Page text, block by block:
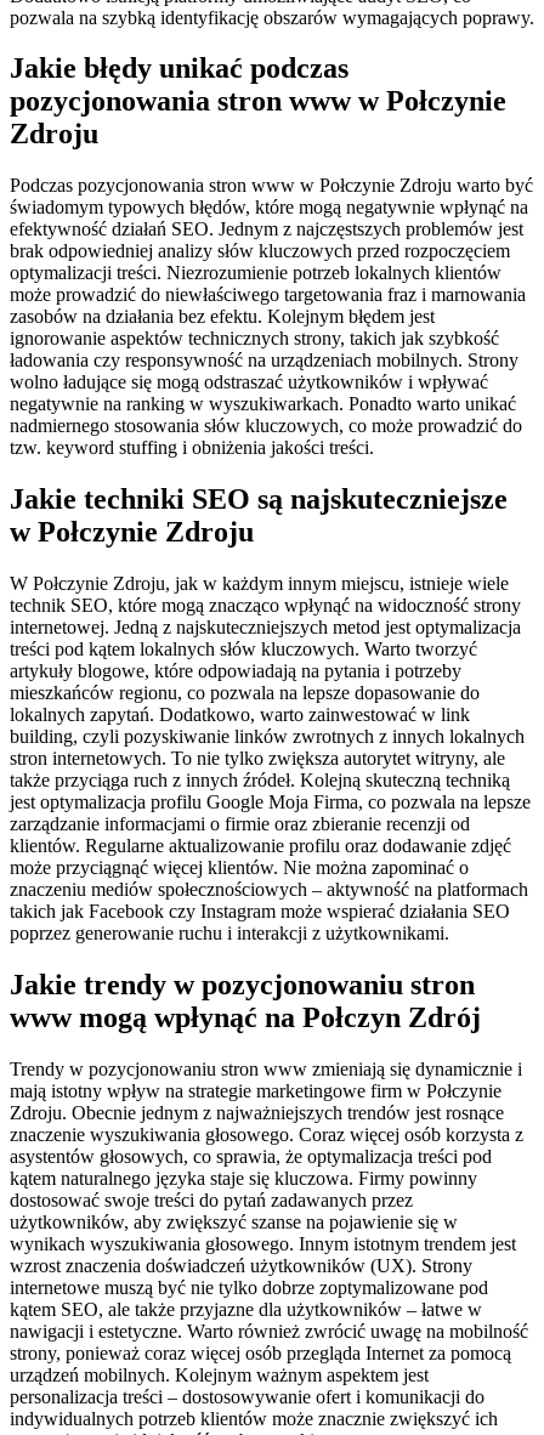
pozwala na szybką identyfikację obszarów wymagających poprawy.
Jakie błędy unikać podczas
pozycjonowania stron www w Połczynie
Zdroju
Podczas pozycjonowania stron www w Połczynie Zdroju warto być
świadomym typowych błędów, które mogą negatywnie wpłynąć na
efektywność działań SEO. Jednym z najczęstszych problemów jest
brak odpowiedniej analizy słów kluczowych przed rozpoczęciem
optymalizacji treści. Niezrozumienie potrzeb lokalnych klientów
może prowadzić do niewłaściwego targetowania fraz i marnowania
zasobów na działania bez efektu. Kolejnym błędem jest
ignorowanie aspektów technicznych strony, takich jak szybkość
ładowania czy responsywność na urządzeniach mobilnych. Strony
wolno ładujące się mogą odstraszać użytkowników i wpływać
negatywnie na ranking w wyszukiwarkach. Ponadto warto unikać
nadmiernego stosowania słów kluczowych, co może prowadzić do
tzw. keyword stuffing i obniżenia jakości treści.
Jakie techniki SEO są najskuteczniejsze
w Połczynie Zdroju
W Połczynie Zdroju, jak w każdym innym miejscu, istnieje wiele
technik SEO, które mogą znacząco wpłynąć na widoczność strony
internetowej. Jedną z najskuteczniejszych metod jest optymalizacja
treści pod kątem lokalnych słów kluczowych. Warto tworzyć
artykuły blogowe, które odpowiadają na pytania i potrzeby
mieszkańców regionu, co pozwala na lepsze dopasowanie do
lokalnych zapytań. Dodatkowo, warto zainwestować w link
building, czyli pozyskiwanie linków zwrotnych z innych lokalnych
stron internetowych. To nie tylko zwiększa autorytet witryny, ale
także przyciąga ruch z innych źródeł. Kolejną skuteczną techniką
jest optymalizacja profilu Google Moja Firma, co pozwala na lepsze
zarządzanie informacjami o firmie oraz zbieranie recenzji od
klientów. Regularne aktualizowanie profilu oraz dodawanie zdjęć
może przyciągnąć więcej klientów. Nie można zapominać o
znaczeniu mediów społecznościowych – aktywność na platformach
takich jak Facebook czy Instagram może wspierać działania SEO
poprzez generowanie ruchu i interakcji z użytkownikami.
Jakie trendy w pozycjonowaniu stron
www mogą wpłynąć na Połczyn Zdrój
Trendy w pozycjonowaniu stron www zmieniają się dynamicznie i
mają istotny wpływ na strategie marketingowe firm w Połczynie
Zdroju. Obecnie jednym z najważniejszych trendów jest rosnące
znaczenie wyszukiwania głosowego. Coraz więcej osób korzysta z
asystentów głosowych, co sprawia, że optymalizacja treści pod
kątem naturalnego języka staje się kluczowa. Firmy powinny
dostosować swoje treści do pytań zadawanych przez
użytkowników, aby zwiększyć szanse na pojawienie się w
wynikach wyszukiwania głosowego. Innym istotnym trendem jest
wzrost znaczenia doświadczeń użytkowników (UX). Strony
internetowe muszą być nie tylko dobrze zoptymalizowane pod
kątem SEO, ale także przyjazne dla użytkowników – łatwe w
nawigacji i estetyczne. Warto również zwrócić uwagę na mobilność
strony, ponieważ coraz więcej osób przegląda Internet za pomocą
urządzeń mobilnych. Kolejnym ważnym aspektem jest
personalizacja treści – dostosowywanie ofert i komunikacji do
indywidualnych potrzeb klientów może znacznie zwiększyć ich